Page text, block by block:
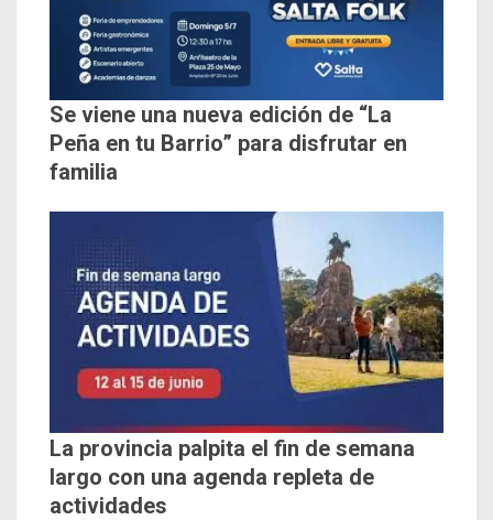
Se viene una nueva edición de “La
Peña en tu Barrio” para disfrutar en
familia
La provincia palpita el fin de semana
largo con una agenda repleta de
actividades